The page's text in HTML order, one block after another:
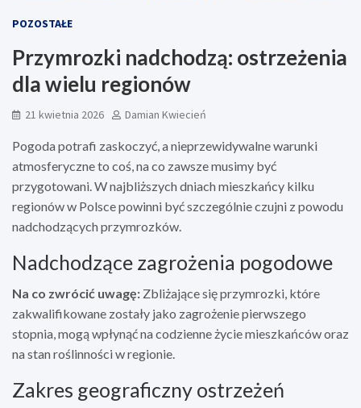
POZOSTAŁE
Przymrozki nadchodzą: ostrzeżenia
dla wielu regionów
21 kwietnia 2026 Damian Kwiecień
Pogoda potrafi zaskoczyć, a nieprzewidywalne warunki
atmosferyczne to coś, na co zawsze musimy być
przygotowani. W najbliższych dniach mieszkańcy kilku
regionów w Polsce powinni być szczególnie czujni z powodu
nadchodzących przymrozków.
Nadchodzące zagrożenia pogodowe
Na co zwrócić uwagę: Zbliżające się przymrozki, które
zakwalifikowane zostały jako zagrożenie pierwszego
stopnia, mogą wpłynąć na codzienne życie mieszkańców oraz
na stan roślinności w regionie.
Zakres geograficzny ostrzeżeń